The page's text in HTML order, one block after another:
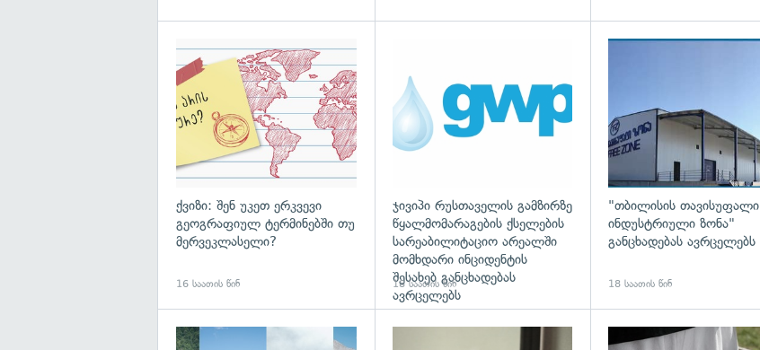
ქვიზი: შენ უკეთ ერკვევი
გეოგრაფიულ ტერმინებში თუ
მერვეკლასელი?
16 საათის წინ
ჯივიპი რუსთაველის გამზირზე
წყალმომარაგების ქსელების
სარეაბილიტაციო არეალში
მომხდარი ინციდენტის
შესახებ განცხადებას
ავრცელებს
18 საათის წინ
"თბილისის თავისუფალი
ინდუსტრიული ზონა"
განცხადებას ავრცელებს
18 საათის წინ
გადახედვა